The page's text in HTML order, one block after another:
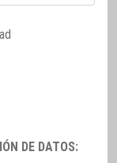
DE DATOS: